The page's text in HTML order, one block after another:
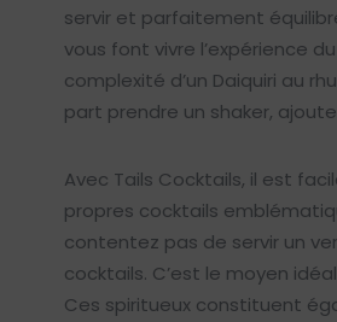
servir et parfaitement
vous font vivre l’expérience
complexité d’un Daiquiri au
part prendre un shaker,
Avec Tails Cocktails, il est
propres cocktails
contentez pas de servir un
cocktails. C’est le moyen
Ces spiritueux constituent